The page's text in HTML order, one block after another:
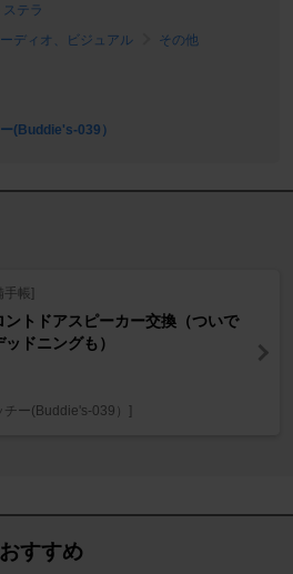
ステラ
ディオ、ビジュアル
その他
(Buddie's-039）
手帳]
ントドアスピーカー交換（ついで
ッドニングも）
チー(Buddie's-039）]
すすめ